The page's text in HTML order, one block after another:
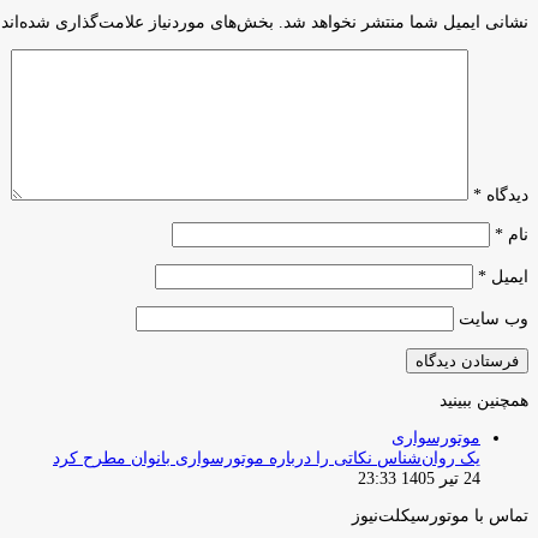
نشانی ایمیل شما منتشر نخواهد شد. بخش‌های موردنیاز علامت‌گذاری
دیدگاه *
نام *
ایمیل *
وب‌ سایت
همچنین ببینید
موتورسواری
یک روان‌شناس نکاتی را درباره موتورسواری بانوان مطرح کرد
24 تیر 1405 23:33
تماس با موتورسیکلت‌نیوز